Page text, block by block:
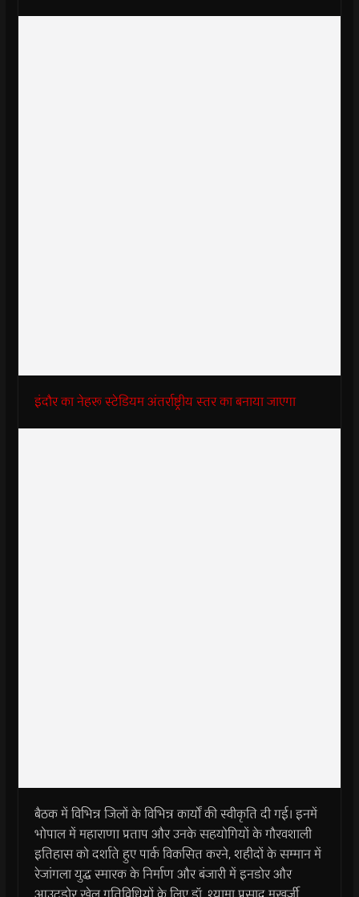
इंदौर का नेहरू स्टेडियम अंतर्राष्ट्रीय स्तर का बनाया जाएगा
बैठक में विभिन्न जिलों के विभिन्न कार्यों की स्वीकृति दी गई। इनमें
भोपाल में महाराणा प्रताप और उनके सहयोगियों के गौरवशाली
इतिहास को दर्शाते हुए पार्क विकसित करने, शहीदों के सम्मान में
रेजांगला युद्ध स्मारक के निर्माण और बंजारी में इनडोर और